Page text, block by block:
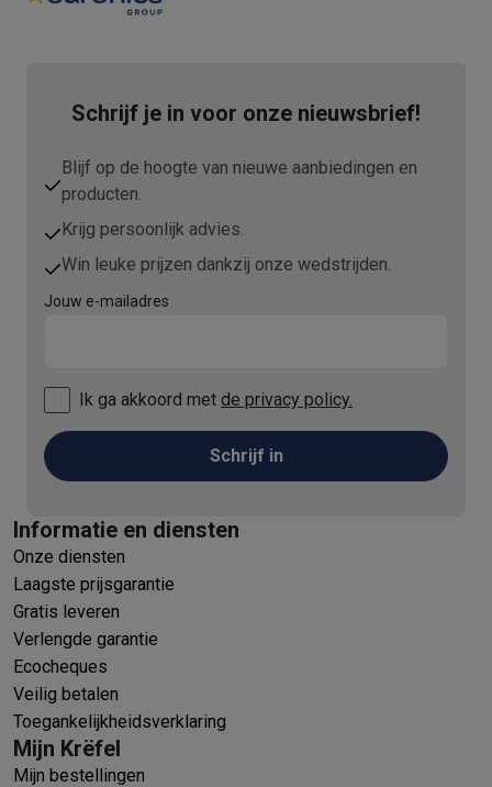
Schrijf je in voor onze nieuwsbrief!
Blijf op de hoogte van nieuwe aanbiedingen en
producten.
Krijg persoonlijk advies.
Win leuke prijzen dankzij onze wedstrijden.
Jouw e-mailadres
Ik ga akkoord met de privacy policy.
Schrijf in
Informatie en diensten
Onze diensten
Laagste prijsgarantie
Gratis leveren
Verlengde garantie
Ecocheques
Veilig betalen
Toegankelijkheidsverklaring
Mijn Krëfel
Mijn bestellingen